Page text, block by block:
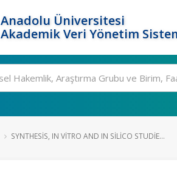
Anadolu Üniversitesi
Akademik Veri Yönetim
SYNTHESIS, IN VITRO AND IN SILICO STUDIE...